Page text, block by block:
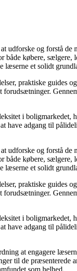
udforske og forstå
købere,
et solidt
praktiske guides
i
have adgang til
udforske og forstå
købere,
et solidt
praktiske guides
i
have adgang til
at engagere
til de